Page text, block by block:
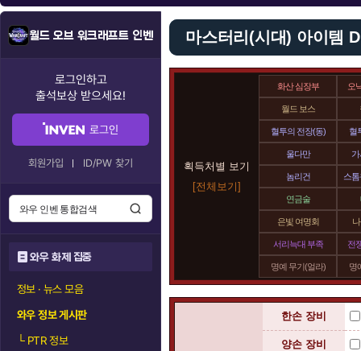
월드 오브 워크래프트 인벤
로그인하고
출석보상 받으세요!
로그인
회원가입 ID/PW 찾기
와우 화제 집중
정보 · 뉴스 모음
와우 정보 게시판
└PTR 정보
마스터리(시대) 아이템
획득처별 보기
[전체보기]
화산 심장부 오
월드 보스
혈투의 전장(동) 혈
울다만
놈리건 스
연금술
은빛 여명회
서리늑대 부족 전
명예 무기(얼라) 명
한손 장비
양손 장비